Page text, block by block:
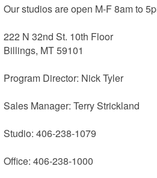
Our studios are open M-F 8am to
222 N 32nd St. 10th Floor
Billings, MT 59101
Program Director: Nick Tyler
Sales Manager: Terry Strickland
Studio: 406-238-1079
Office: 406-238-1000